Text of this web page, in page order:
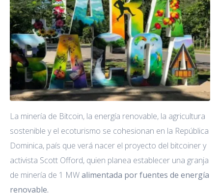
La minería de Bitcoin, la energía renovable, la agricultura
sostenible y el ecoturismo se cohesionan en la República
Dominica, país que verá nacer el proyecto del bitcoiner y
activista Scott Offord, quien planea establecer una granja
de minería de 1 MWalimentada por fuentes de energía
renovable.